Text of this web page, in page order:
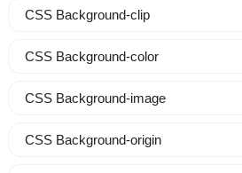
CSS Background-clip
CSS Background-color
CSS Background-image
CSS Background-origin